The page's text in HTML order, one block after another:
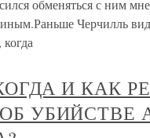
обменяться с ним
Черчилль
И КАК
УБИЙСТВЕ